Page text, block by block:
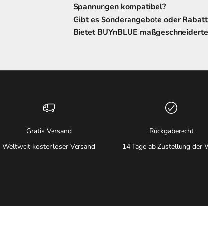
Spannungen kompatibel?
Gibt es Sonderangebote oder
Bietet BUYnBLUE
Gratis Versand
Weltweit kostenloser Versand
Rückgaberecht
14 Tage ab Zustellung der